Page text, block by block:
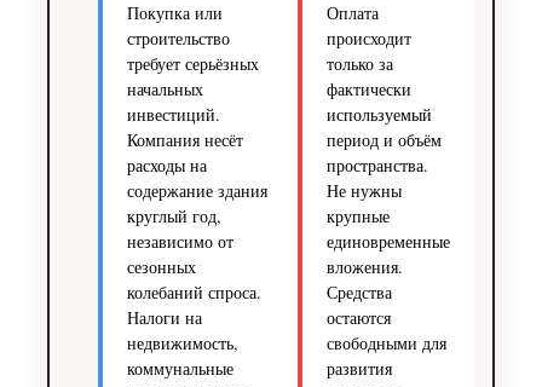
Покупка или
строительство
требует серьёзных
начальных
инвестиций.
Компания несёт
расходы на
содержание здания
круглый год,
независимо от
сезонных
колебаний спроса.
Налоги на
недвижимость,
коммунальные
Оплата
происходит
только за
фактически
используемый
период и объём
пространства.
Не нужны
крупные
единовременные
вложения.
Средства
остаются
свободными для
развития